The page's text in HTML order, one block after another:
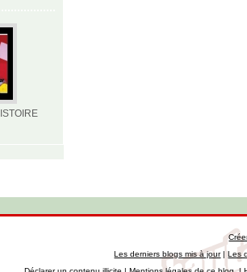
Les derniers blogs mis à jour|Les